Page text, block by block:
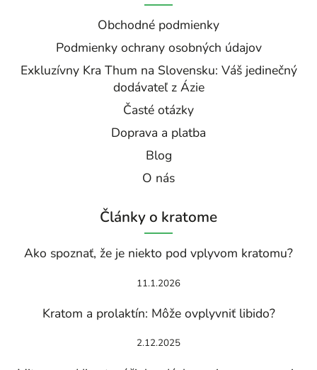
Obchodné podmienky
Podmienky ochrany osobných údajov
Exkluzívny Kra Thum na Slovensku: Váš jedinečný
dodávateľ z Ázie
Časté otázky
Doprava a platba
Blog
O nás
Články o kratome
Ako spoznať, že je niekto pod vplyvom kratomu?
11.1.2026
Kratom a prolaktín: Môže ovplyvniť libido?
2.12.2025